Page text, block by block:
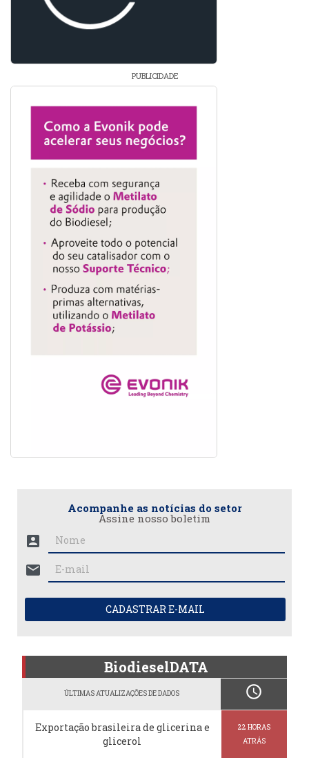
PUBLICIDADE
Acompanhe as notícias do setor
Assine nosso boletim
account_box
mail
CADASTRAR E-MAIL
BiodieselDATA
ÚLTIMAS ATUALIZAÇÕES DE DADOS schedule
Exportação brasileira de glicerina e
glicerol
22 HORAS
ATRÁS